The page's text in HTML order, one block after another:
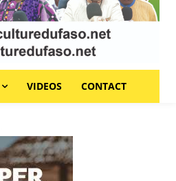
VIDEOS CONTACT